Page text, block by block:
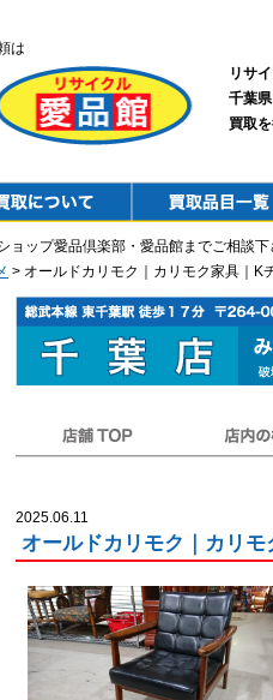
は
リサ
千葉
買取
ョップ愛品倶楽部・愛品館までご相談下
> オールドカリモク｜カリモク家具｜
2025.06.11
オールドカリモク｜カリ